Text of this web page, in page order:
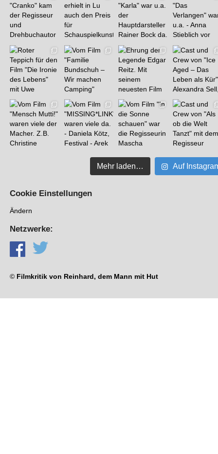
Mehr laden… Auf
Cookie Einstellungen
Ändern
Netzwerke:
© Filmkritik von Reinhard, dem Mann mit Hut